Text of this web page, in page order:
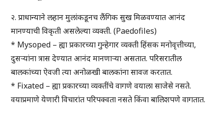
२. प्राधान्याने लहान मुलांकडूनच लैंगिक सुख मिळवण्यात आनंद
मानण्याची विकृती असलेल्या व्यक्ती. (Paedofiles)
* Mysoped – ह्या प्रकारच्या गुन्हेगार व्यक्ती हिंसक मनोवृत्तीच्या,
दुसऱ्यांना त्रास देण्यात आनंद मानणाऱ्या असतात. परिसरातील
बालकांच्या ऐवजी त्या अनोळखी बालकांना सावज करतात.
* Fixated – ह्या प्रकारच्या व्यक्तींचे वागणे वयाला साजेसे नसते.
वयाप्रमाणे येणारी विचारांत परिपक्वता नसते किंवा बालिशपणे वागतात.